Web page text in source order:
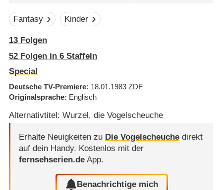
Fantasy Kinder
13Folgen
52Folgen in 6Staffeln
Special
Deutsche TV-Premiere 18.01.1983 ZDF
Originalsprache Englisch
Alternativtitel: Wurzel, die Vogelscheuche
Erhalte Neuigkeiten zu Die Vogelscheuchedirekt
auf dein Handy. Kostenlos mit der
fernsehserien.deApp.
Benachrichtige mich